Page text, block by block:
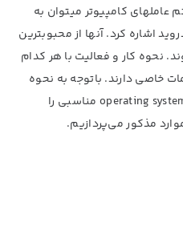
کامپیوتر میتوان به
اشاره کرد. آنها از محبوبترین
نحوه کار و فعالیت با هر کدام
خاصی دارند. باتوجه به نحوه
کار و فعالیتتان با کامپیوتر، باید operating system مناسبی را
مذکور می‌پردازیم.